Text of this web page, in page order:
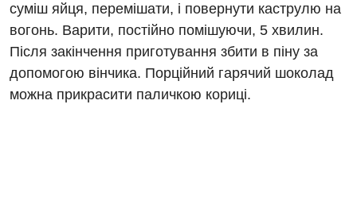
суміш яйця, перемішати, і повернути каструлю на
вогонь. Варити, постійно помішуючи, 5 хвилин.
Після закінчення приготування збити в піну за
допомогою вінчика. Порційний гарячий шоколад
можна прикрасити паличкою кориці.